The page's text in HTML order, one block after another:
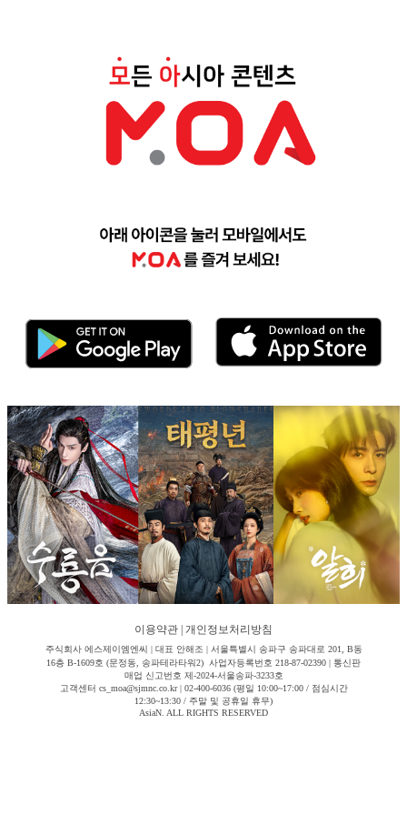
이용약관 개인정보처리방침
주식회사 에스제이엠엔씨 | 대표 안해조 | 서울특별시 송파구 송파대로 201, B동
16층 B-1609호 (문정동, 송파테라타워2) 사업자등록번호 218-87-02390 | 통신판
매업 신고번호 제-2024-서울송파-3233호
고객센터 cs_moa@sjmnc.co.kr | 02-400-6036 (평일 10:00~17:00 / 점심시간
12:30~13:30 / 주말 및 공휴일 휴무)
AsiaN. ALL RIGHTS RESERVED